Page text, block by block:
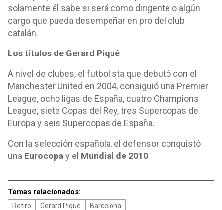
solamente él sabe si será como dirigente o algún
cargo que pueda desempeñar en pro del club
catalán.
Los títulos de Gerard Piqué
A nivel de clubes, el futbolista que debutó con el
Manchester United en 2004, consiguió una Premier
League, ocho ligas de España, cuatro Champions
League, siete Copas del Rey, tres Supercopas de
Europa y seis Supercopas de España.
Con la selección española, el defensor conquistó
una Eurocopa y el Mundial de 2010
Temas relacionados:
Retiro Gerard Piqué Barcelona